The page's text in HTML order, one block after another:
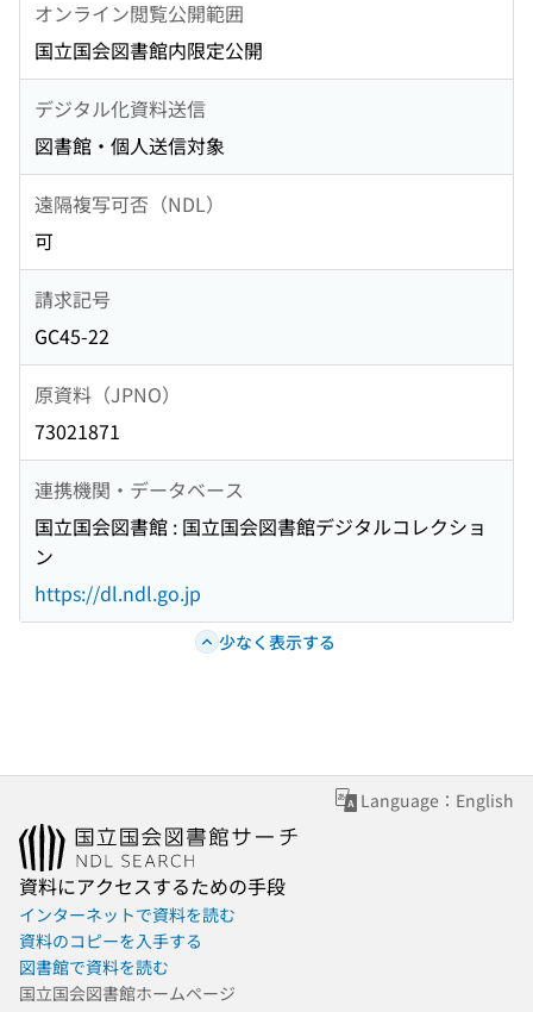
オンライン閲覧公開範囲
国立国会図書館内限定公開
デジタル化資料送信
図書館・個人送信対象
遠隔複写可否（NDL）
可
請求記号
GC45-22
原資料（JPNO）
73021871
連携機関・データベース
国立国会図書館 : 国立国会図書館デジタルコレクショ
ン
https://dl.ndl.go.jp
少なく表示する
Language：English
資料にアクセスするための手段
インターネットで資料を読む
資料のコピーを入手する
図書館で資料を読む
国立国会図書館ホームページ